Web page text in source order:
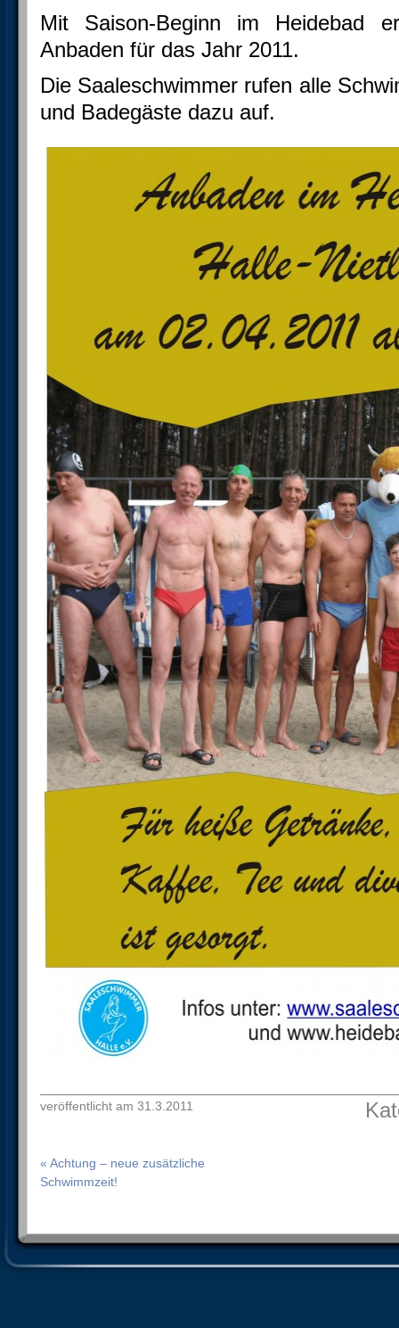
Mit Saison-Beginn im Heidebad
Anbaden für das Jahr 2011.
Die Saaleschwimmer rufen alle
und Badegäste dazu auf.
veröffentlicht am 31.3.2011
« Achtung – neue zusätzliche
Schwimmzeit!